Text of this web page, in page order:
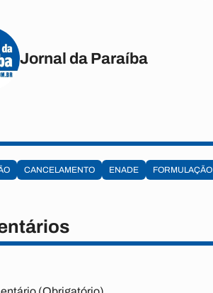
Jornal da Paraíba
CANCELAMENTO ENADE FORMULAÇÃO